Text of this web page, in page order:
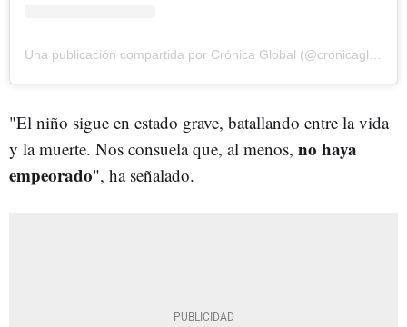
"El niño sigue en estado grave, batallando entre la vida
y la muerte. Nos consuela que, al menos, no haya
empeorado", ha señalado.